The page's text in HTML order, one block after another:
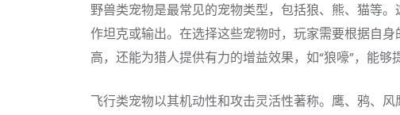
野兽类宠物是最常见的宠物类型，包括狼、熊、猫等
作坦克或输出。在选择这些宠物时，玩家需要根据自
高，还能为猎人提供有力的增益效果，如“狼嚎”，能够
飞行类宠物以其机动性和攻击灵活性著称。鹰、鸦、